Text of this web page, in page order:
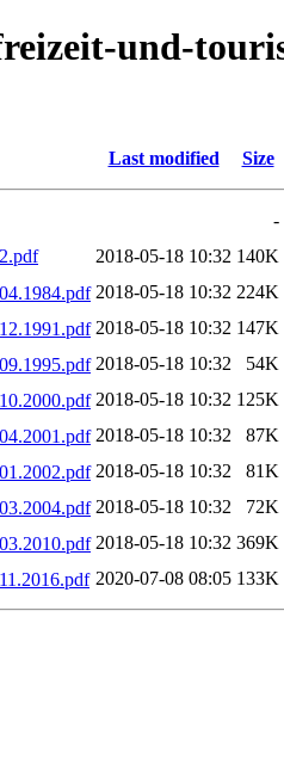
und-
Last modified Size
-
2018-05-18 10:32 140K
2018-05-18 10:32 224K
2018-05-18 10:32 147K
2018-05-18 10:32
54K
2018-05-18 10:32 125K
2018-05-18 10:32
87K
2018-05-18 10:32
81K
2018-05-18 10:32
72K
2018-05-18 10:32 369K
2020-07-08 08:05 133K